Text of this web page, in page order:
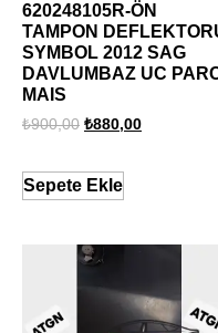
620248105R-ÖN
TAMPON
SYMBOL 2012 SAG
DAVLUMBAZ UC
MAIS
₺900,00 ₺880,00
Sepete Ekle